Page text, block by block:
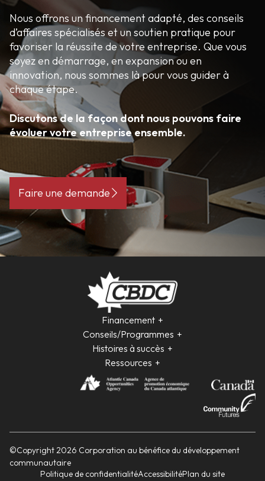
Nous offrons un financement adapté, des conseils
d’affaires spécialisés et un soutien pratique pour
favoriser la réussite de votre entreprise. Que vous
soyez en démarrage, en expansion ou en
innovation, nous sommes là pour vous guider à
chaque étape.
Discutons de la façon dont nous pouvons faire
évoluer votre entreprise ensemble.
Faire une demande
Financement
Conseils/Programmes
Histoires à succès
Ressources
©Copyright 2026 Corporation au bénéfice du développement
communautaire
Politique de confidentialitéAccessibilitéPlan du site